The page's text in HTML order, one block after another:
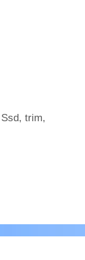
Ssd,trim,